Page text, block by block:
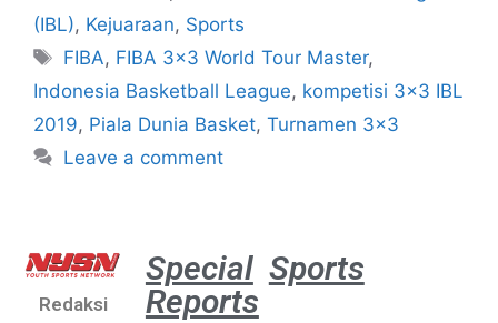
(IBL), Kejuaraan, Sports
FIBA, FIBA 3x3 World Tour Master,
Indonesia Basketball League, kompetisi 3x3 IBL
2019, Piala Dunia Basket, Turnamen 3x3
Leave a comment
Redaksi
Special
Reports
Sports